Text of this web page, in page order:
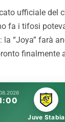
ufficiale del
fa i tifosi
“Joya” farà
finalmente
Juve Stabia
i dettagli